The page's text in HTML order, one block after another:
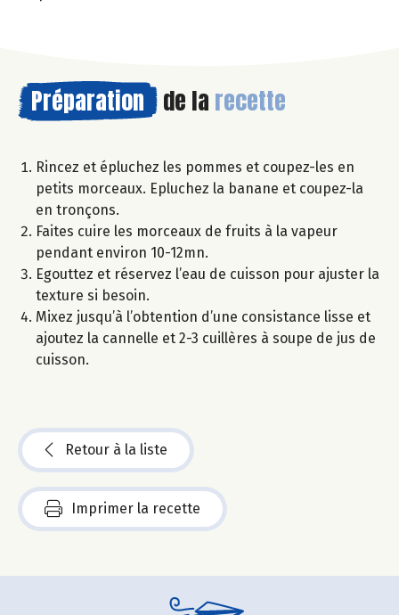
Préparation de la recette
Rincez et épluchez les pommes et coupez-les en
petits morceaux. Epluchez la banane et coupez-la
en tronçons.
Faites cuire les morceaux de fruits à la vapeur
pendant environ 10-12mn.
Egouttez et réservez l’eau de cuisson pour ajuster la
texture si besoin.
Mixez jusqu’à l’obtention d’une consistance lisse et
ajoutez la cannelle et 2-3 cuillères à soupe de jus de
cuisson.
Retour à la liste
Imprimer la recette